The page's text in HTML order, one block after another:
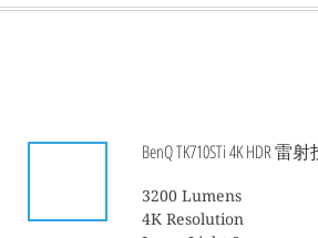
BenQ TK710STi 4K HDR 雷
3200 Lumens
4K Resolution